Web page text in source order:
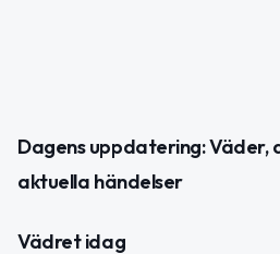
Dagens uppdatering: Väder,
aktuella händelser
Vädret idag